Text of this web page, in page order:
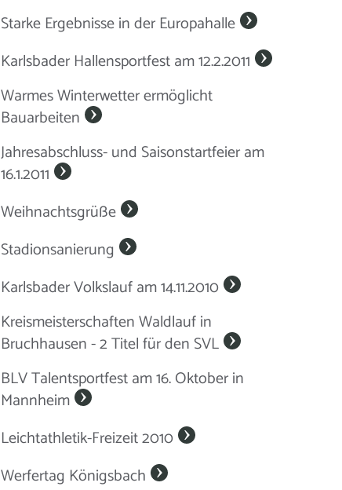
Starke Ergebnisse in der Europahalle
Karlsbader Hallensportfest am 12.2.2011
Warmes Winterwetter ermöglicht
Bauarbeiten
Jahresabschluss- und Saisonstartfeier am
16.1.2011
Weihnachtsgrüße
Stadionsanierung
Karlsbader Volkslauf am 14.11.2010
Kreismeisterschaften Waldlauf in
Bruchhausen - 2 Titel für den SVL
BLV Talentsportfest am 16. Oktober in
Mannheim
Leichtathletik-Freizeit 2010
Werfertag Königsbach